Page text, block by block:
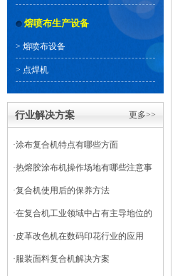
熔喷布生产设备
> 熔喷布设备
> 点焊机
更多>>
行业解决方案
·涂布复合机特点有哪些方面
·热熔胶涂布机操作场地有哪些注意事
项
·复合机使用后的保养方法
·在复合机工业领域中占有主导地位的
干式复合机
·皮革改色机在数码印花行业的应用
·服装面料复合机解决方案